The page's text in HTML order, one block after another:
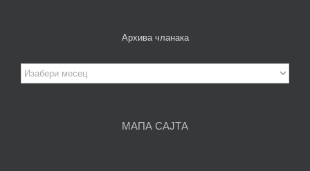
Архива чланака
Архива
чланака
МАПА САЈТА